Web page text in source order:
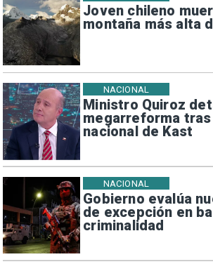
Joven chileno
montaña más alta
Ministro Quiroz
megarreforma tras
nacional de Kast
NACIONAL
Gobierno evalúa
de excepción en
criminalidad
NACIONAL